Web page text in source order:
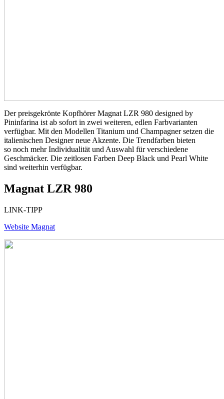
Der preisgekrönte Kopfhörer Magnat LZR 980 designed by
Pininfarina ist ab sofort in zwei weiteren, edlen Farbvarianten
verfügbar. Mit den Modellen Titanium und Champagner setzen die
italienischen Designer neue Akzente. Die Trendfarben bieten
so noch mehr Individualität und Auswahl für verschiedene
Geschmäcker. Die zeitlosen Farben Deep Black und Pearl White
sind weiterhin verfügbar.
Magnat LZR 980
LINK-TIPP
Website Magnat